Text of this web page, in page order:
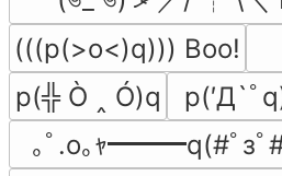
(((p(>o<)q))) Boo!
p(╬ Ò ‸ Ó)q
p(′Д`ﾟ
｡ﾟ.o｡ｬ━━━q(#ﾟзﾟ